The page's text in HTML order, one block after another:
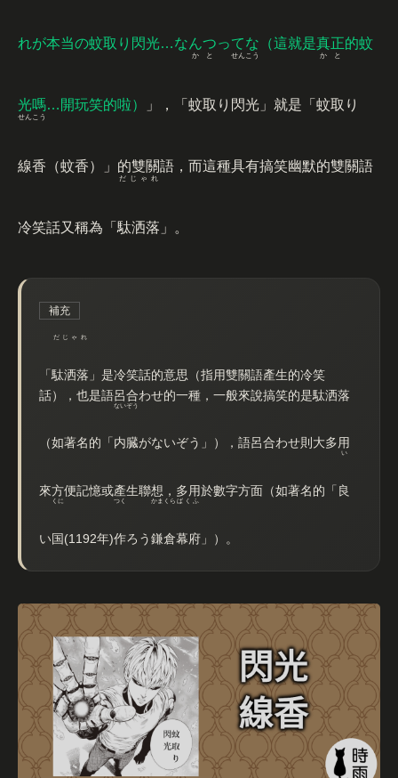
れが本当の蚊取 り 閃光…なんつってな（這就是真正的蚊
光嗎…開玩笑的啦） 」，「 蚊
か
取
と
り 閃光
せんこう
」就是「 蚊取
かと
り
線香
せんこう
（蚊香）」的雙關語，而這種具有搞笑幽默的雙關語
冷笑話又稱為「 駄洒落
だじゃれ
」。
補充
「駄洒落
だじゃれ
」是冷笑話的意思（指用雙關語產生的冷笑
話），也是語呂合わせ的一種，一般來說搞笑的是駄洒落
（如著名的「 内臓
ないぞう
がないぞう」），語呂合わせ則大多用
來方便記憶或產生聯想，多用於數字方面（如著名的「 良
い
い国
くに
(1192年)作
つく
ろう鎌倉
かまくら
幕府
ばくふ
」）。